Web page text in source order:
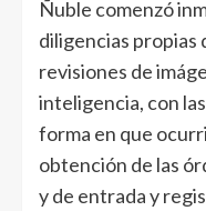
Ñuble comenzó
diligencias propias
revisiones de
inteligencia, con
forma en que
obtención de las
y de entrada y